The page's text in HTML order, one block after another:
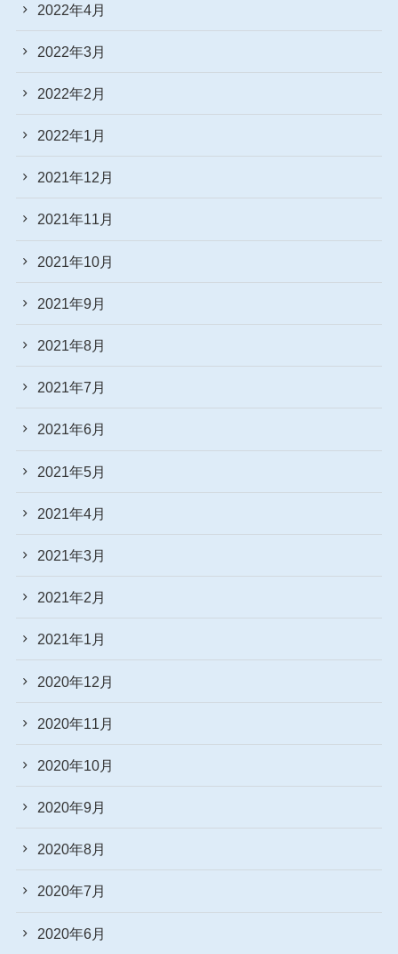
2022年4月
2022年3月
2022年2月
2022年1月
2021年12月
2021年11月
2021年10月
2021年9月
2021年8月
2021年7月
2021年6月
2021年5月
2021年4月
2021年3月
2021年2月
2021年1月
2020年12月
2020年11月
2020年10月
2020年9月
2020年8月
2020年7月
2020年6月